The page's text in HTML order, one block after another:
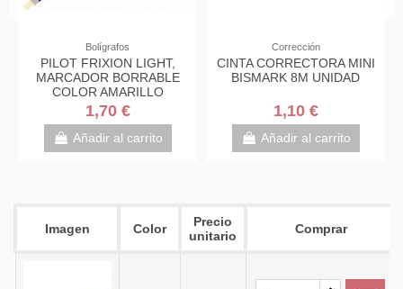
CINTA CORRECTORA MINI
BISMARK 8M UNIDAD
Añadir al carrito
Corrección
CORRECTOR DE
MILAN 5MM X 8M
Añadir al carrito
Imagen Color
Precio
unitario
Comprar